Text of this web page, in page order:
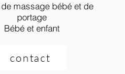
massage bébé et de
portage
Bébé et enfant
contact